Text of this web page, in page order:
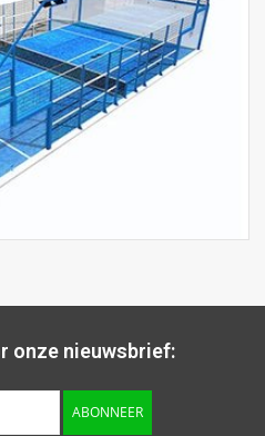
onze nieuwsbrief:
ABONNEER